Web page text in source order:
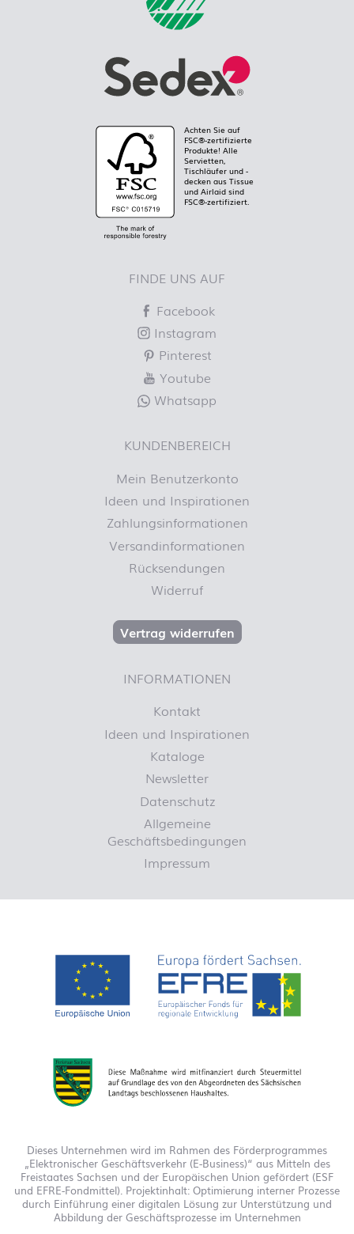
Achten Sie auf
FSC®-zertifizierte
Produkte! Alle
Servietten,
Tischläufer und -
decken aus Tissue
und Airlaid sind
FSC®-zertifiziert.
FINDE UNS AUF
Facebook
Instagram
Pinterest
Youtube
Whatsapp
KUNDENBEREICH
Mein Benutzerkonto
Ideen und Inspirationen
Zahlungsinformationen
Versandinformationen
Rücksendungen
Widerruf
Vertrag widerrufen
INFORMATIONEN
Kontakt
Ideen und Inspirationen
Kataloge
Newsletter
Datenschutz
Allgemeine
Geschäftsbedingungen
Impressum
Dieses Unternehmen wird im Rahmen des Förderprogrammes
„Elektronischer Geschäftsverkehr (E-Business)“ aus Mitteln des
Freistaates Sachsen und der Europäischen Union gefördert (ESF
und EFRE-Fondmittel). Projektinhalt: Optimierung interner Prozesse
durch Einführung einer digitalen Lösung zur Unterstützung und
Abbildung der Geschäftsprozesse im Unternehmen